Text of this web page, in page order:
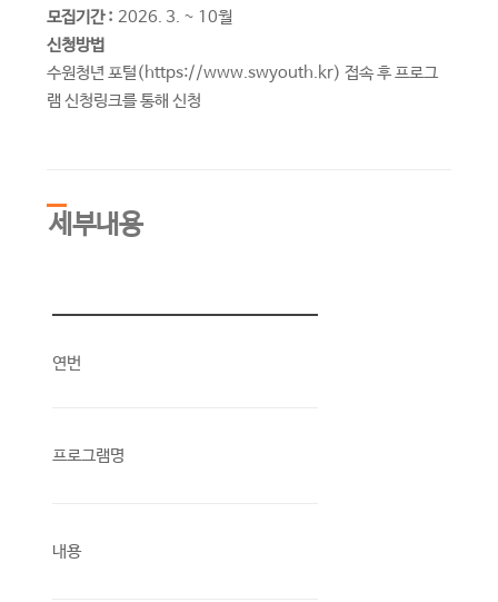
모집기간 : 2026. 3. ~ 10월
신청방법
수원청년 포털(https://www.swyouth.kr) 접속 후 프로그
램 신청링크를 통해 신청
세부내용
연번
프로그램명
내용